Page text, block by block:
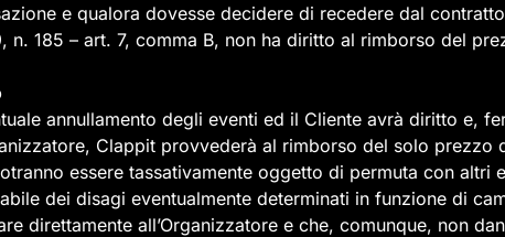
e qualora dovesse decidere di recedere dal
185 – art. 7, comma B, non ha diritto al rimborso del
annullamento degli eventi ed il Cliente avrà diritto e,
Clappit provvederà al rimborso del solo
essere tassativamente oggetto di permuta con altri
dei disagi eventualmente determinati in funzione di
direttamente all’Organizzatore e che, comunque, non